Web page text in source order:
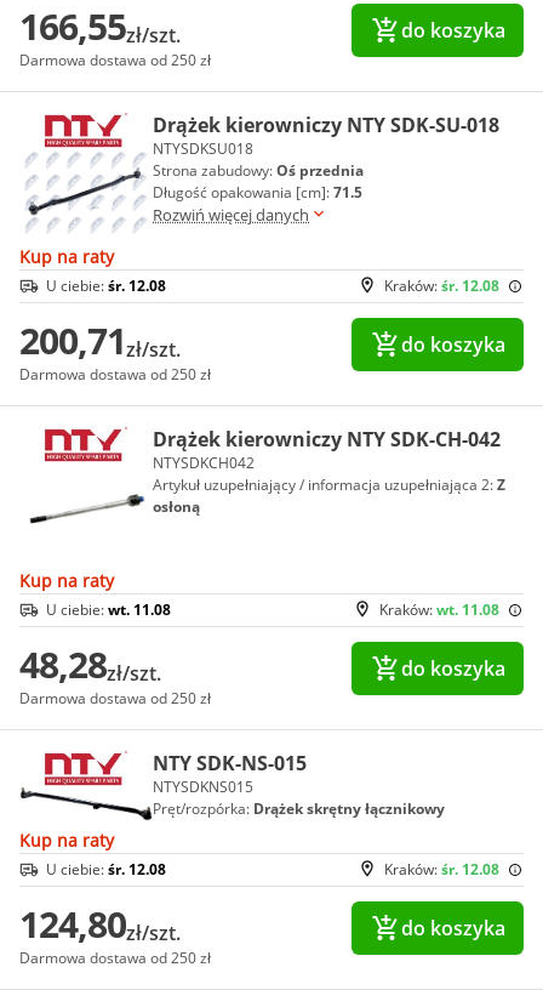
166,55zł/szt.
Darmowa dostawa od 250 zł
do koszyka
Drążek kierowniczy NTY SDK-SU-018
NTYSDKSU018
Strona zabudowy:Oś przednia
Długość opakowania [cm]:71.5
Rozwiń więcej danych
Kup na raty
Kraków:śr. 12.08
U ciebie:śr. 12.08
200,71zł/szt.
Darmowa dostawa od 250 zł
do koszyka
Drążek kierowniczy NTY SDK-CH-042
NTYSDKCH042
Artykuł uzupełniający / informacja uzupełniająca 2:Z
osłoną
Kup na raty
Kraków:wt. 11.08
U ciebie:wt. 11.08
48,28zł/szt.
Darmowa dostawa od 250 zł
do koszyka
NTY SDK-NS-015
NTYSDKNS015
Pręt/rozpórka: Drążek skrętny łącznikowy
Kup na raty
Kraków:śr. 12.08
U ciebie:śr. 12.08
124,80zł/szt.
Darmowa dostawa od 250 zł
do koszyka